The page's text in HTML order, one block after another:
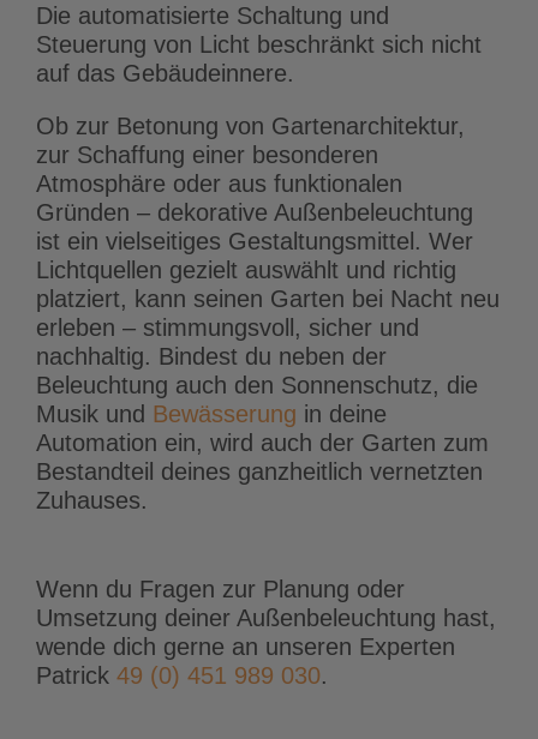
Die automatisierte Schaltung und
Steuerung von Licht beschränkt sich nicht
auf das Gebäudeinnere.
Ob zur Betonung von Gartenarchitektur,
zur Schaffung einer besonderen
Atmosphäre oder aus funktionalen
Gründen – dekorative Außenbeleuchtung
ist ein vielseitiges Gestaltungsmittel. Wer
Lichtquellen gezielt auswählt und richtig
platziert, kann seinen Garten bei Nacht neu
erleben – stimmungsvoll, sicher und
nachhaltig. Bindest du neben der
Beleuchtung auch den Sonnenschutz, die
Musik und Bewässerung in deine
Automation ein, wird auch der Garten zum
Bestandteil deines ganzheitlich vernetzten
Zuhauses.
Wenn du Fragen zur Planung oder
Umsetzung deiner Außenbeleuchtung hast,
wende dich gerne an unseren Experten
Patrick 49 (0) 451 989 030.